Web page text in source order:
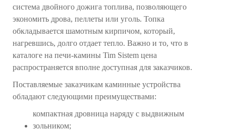
система двойного дожига топлива, позволяющего
экономить дрова, пеллеты или уголь. Топка
обкладывается шамотным кирпичом, который,
нагревшись, долго отдает тепло. Важно и то, что в
каталоге на печи-камины Tim Sistem цена
распространяется вполне доступная для заказчиков.
Поставляемые заказчикам каминные устройства
обладают следующими преимуществами:
компактная дровница наряду с выдвижным
зольником;